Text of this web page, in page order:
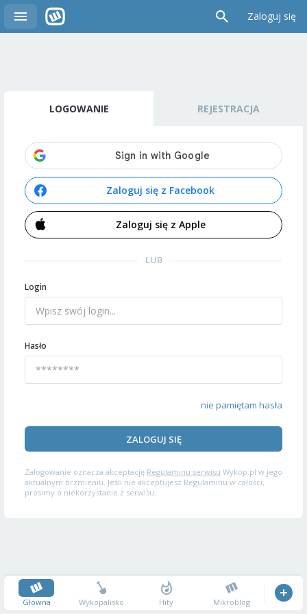
Zaloguj się
LOGOWANIE REJESTRACJA
Zaloguj się z Facebook
Zaloguj się z Apple
LUB
Login
Hasło
nie pamiętam hasła
ZALOGUJ SIĘ
Zalogowanie oznacza akceptację Regulaminu serwisu Wykop.pl w jego
aktualnym brzmieniu. Jeśli nie akceptujesz Regulaminu w całości,
prosimy o niekorzystanie z serwisu.
Główna Wykopalisko Hity Mikroblog